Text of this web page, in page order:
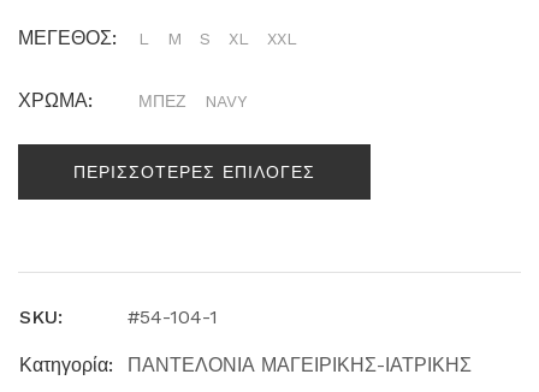
ΜΕΓΕΘΟΣ: L M S XL XXL
ΧΡΩΜΑ: ΜΠΕΖ NAVY
ΠΕΡΙΣΣΟΤΕΡΕΣ ΕΠΙΛΟΓΕΣ
SKU: #54-104-1
Κατηγορία: ΠΑΝΤΕΛΟΝΙΑ ΜΑΓΕΙΡΙΚΗΣ-ΙΑΤΡΙΚΗΣ